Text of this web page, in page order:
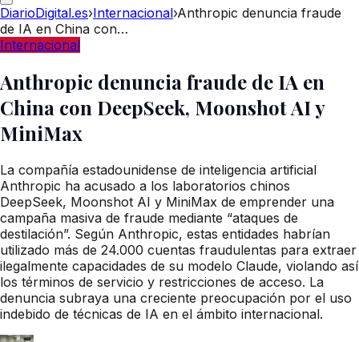
DiarioDigital.es›Internacional›Anthropic denuncia fraude
de IA en China con…
Internacional
Anthropic denuncia fraude de IA en
China con DeepSeek, Moonshot AI y
MiniMax
La compañía estadounidense de inteligencia artificial
Anthropic ha acusado a los laboratorios chinos
DeepSeek, Moonshot AI y MiniMax de emprender una
campaña masiva de fraude mediante “ataques de
destilación”. Según Anthropic, estas entidades habrían
utilizado más de 24.000 cuentas fraudulentas para extraer
ilegalmente capacidades de su modelo Claude, violando así
los términos de servicio y restricciones de acceso. La
denuncia subraya una creciente preocupación por el uso
indebido de técnicas de IA en el ámbito internacional.